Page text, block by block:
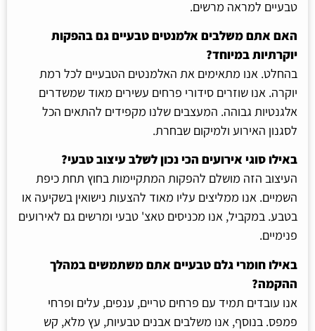
טבעיים למראה מרשים.
האם אתם משלבים אלמנטים טבעיים גם בהפקות
יוקרתיות במיוחד?
בהחלט. אנו מתאימים את האלמנטים הטבעיים לכל רמת
יוקרה. אנו שוזרים סידורי פרחים עשירים מאוד שמשדרים
אלגנטיות גבוהה. המעצבים שלנו מקפידים להתאים הכל
לסגנון האירוע ולמיקום שבחרת.
באילו סוגי אירועים הכי נכון לשלב עיצוב טבעי?
העיצוב הזה מושלם להפקות המתקיימות בחוץ תחת כיפת
השמיים. אנו ממליצים עליו מאוד להצעות נישואין בשקיעה או
בטבע. במקביל, אנו מכניסים טאצ' טבעי ומרשים גם לאירועים
פנימיים.
באילו חומרי גלם טבעיים אתם משתמשים במהלך
ההקמה?
אנו עובדים תמיד עם פרחים טריים, ענפים, עלים ופרחי
פמפס. בנוסף, אנו משלבים אבנים טבעיות, עץ מלא, קש